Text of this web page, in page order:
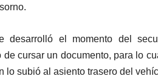
desarrolló el momento del
cursar un documento, para lo
lo subió al asiento trasero del